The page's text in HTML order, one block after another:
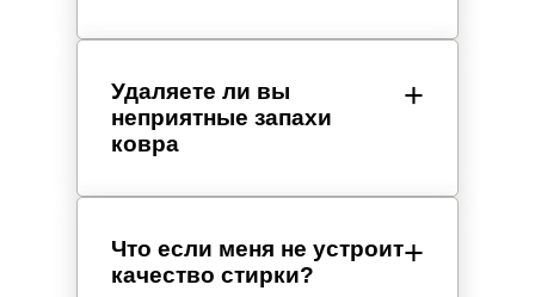
Удаляете ли вы
неприятные запахи
ковра
Что если меня не устроит
качество стирки?